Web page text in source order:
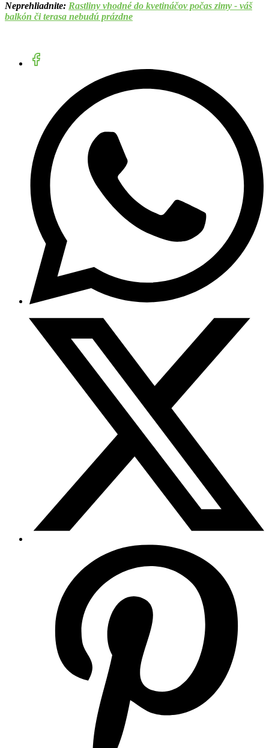
Neprehliadnite: Rastliny vhodné do kvetináčov počas zimy - váš
balkón či terasa nebudú prázdne